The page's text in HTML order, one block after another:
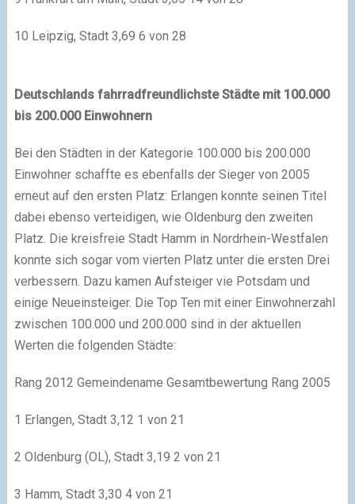
10 Leipzig, Stadt 3,69 6 von 28
Deutschlands fahrradfreundlichste Städte mit 100.000
bis 200.000 Einwohnern
Bei den Städten in der Kategorie 100.000 bis 200.000
Einwohner schaffte es ebenfalls der Sieger von 2005
erneut auf den ersten Platz: Erlangen konnte seinen Titel
dabei ebenso verteidigen, wie Oldenburg den zweiten
Platz. Die kreisfreie Stadt Hamm in Nordrhein-Westfalen
konnte sich sogar vom vierten Platz unter die ersten Drei
verbessern. Dazu kamen Aufsteiger vie Potsdam und
einige Neueinsteiger. Die Top Ten mit einer Einwohnerzahl
zwischen 100.000 und 200.000 sind in der aktuellen
Werten die folgenden Städte:
Rang 2012 Gemeindename Gesamtbewertung Rang 2005
1 Erlangen, Stadt 3,12 1 von 21
2 Oldenburg (OL), Stadt 3,19 2 von 21
3 Hamm, Stadt 3,30 4 von 21